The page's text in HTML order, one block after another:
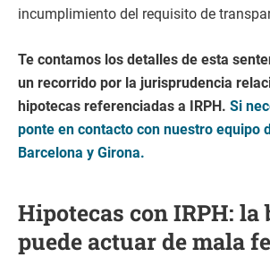
incumplimiento del requisito de
Te contamos los detalles de esta
un recorrido por la jurisprudencia
hipotecas referenciadas a IRPH. Si
ponte en contacto con nuestro equipo
Barcelona y Girona.
Hipotecas con IRPH: la
puede actuar de mala fe